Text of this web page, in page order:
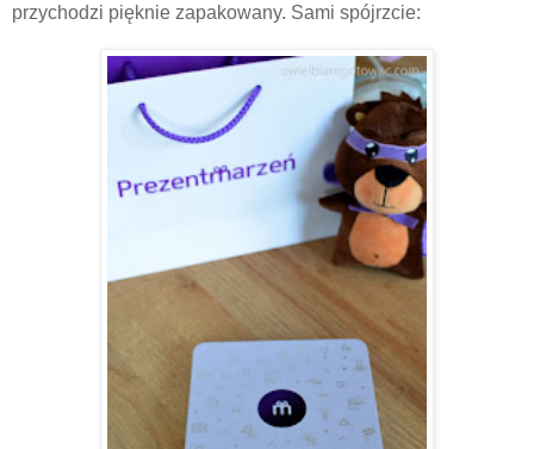
przychodzi pięknie zapakowany. Sami spójrzcie: